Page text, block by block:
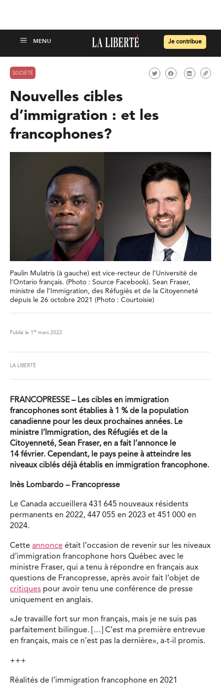
Je contribue
SOCIÉTÉ
Nouvelles cibles
d’immigration : et les
francophones?
Paulin Mulatris (à gauche) est vice-recteur de l’Université de
l’Ontario français. (Photo : Source Facebook). Sean Fraser,
ministre de l’Immigration, des Réfugiés et de la Citoyenneté
depuis le 26 octobre 2021 (Photo : Courtoisie)
Publié le 1 er mars 2022
LA LIBERTÉ
FRANCOPRESSE – Les cibles en immigration
francophones sont établies à 1 % de la population
canadienne pour les deux prochaines années. Le
ministre l’Immigration, des Réfugiés et de la
Citoyenneté, Sean Fraser, en a fait l’annonce le
14 février. Cependant, le pays peine à atteindre les
niveaux ciblés déjà établis en immigration francophone.
Inès Lombardo – Francopresse
Le Canada accueillera 431 645 nouveaux résidents
permanents en 2022, 447 055 en 2023 et 451 000 en
2024.
Cette annonce était l’occasion de revenir sur les niveaux
d’immigration francophone hors Québec avec le
ministre Fraser, qui a tenu à répondre en français aux
questions de Francopresse, après avoir fait l’objet de
critiques pour avoir tenu une conférence de presse
uniquement en anglais.
«Je travaille fort sur mon français, mais je ne suis pas
parfaitement bilingue. […] C’est ma première entrevue
en français, mais ce n’est pas la dernière», a-t-il promis.
+++
Réalités de l’immigration francophone en 2021